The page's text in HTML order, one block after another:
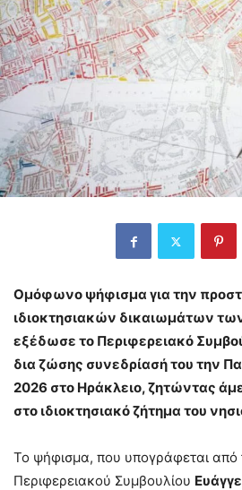
Ομόφωνο ψήφισμα για την
ιδιοκτησιακών δικαιωμάτων
εξέδωσε το Περιφερειακό
δια ζώσης συνεδρίασή του την
2026 στο Ηράκλειο, ζητώντας
στο ιδιοκτησιακό ζήτημα του
Το ψήφισμα, που υπογράφεται από
Περιφερειακού Συμβουλίου